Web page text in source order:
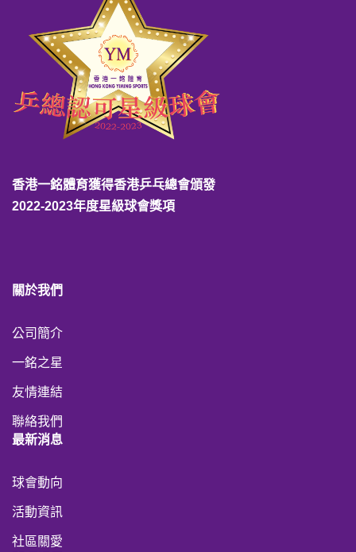
香港一銘體育獲得香港乒乓總會頒發
2022-2023年度星級球會獎項
關於我們
公司簡介
一銘之星
友情連結
聯絡我們
最新消息
球會動向
活動資訊
社區關愛